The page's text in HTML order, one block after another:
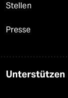
Stellen
Presse
Unterstützen